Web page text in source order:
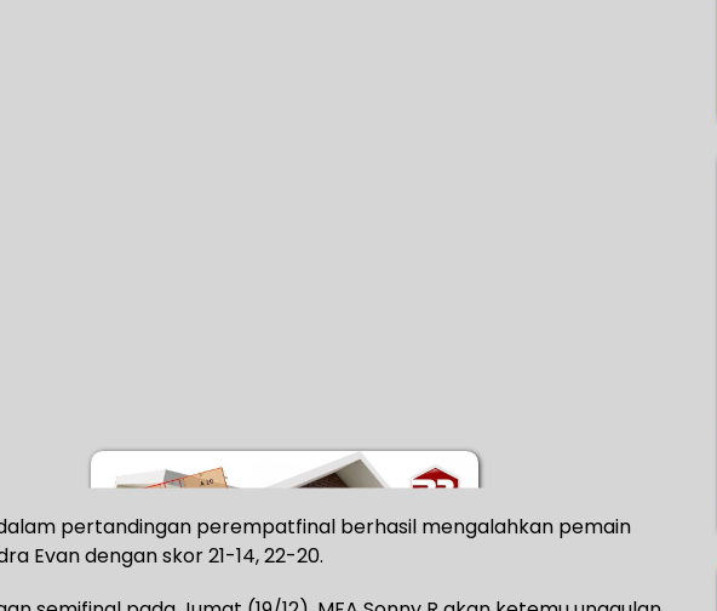
pertandingan perempatfinal berhasil mengalahkan pemain
Evan dengan skor 21-14, 22-20.